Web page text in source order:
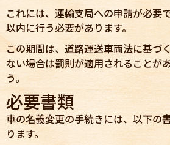
これには、運輸支局への申請が必要
以内に行う必要があります。
この期間は、道路運送車両法に基づ
ない場合は罰則が適用されることが
う。
必要書類
車の名義変更の手続きには、以下の
ります。